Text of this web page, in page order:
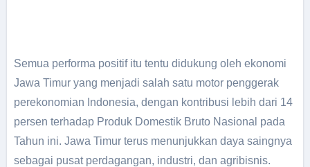
Semua performa positif itu tentu didukung oleh ekonomi
Jawa Timur yang menjadi salah satu motor penggerak
perekonomian Indonesia, dengan kontribusi lebih dari 14
persen terhadap Produk Domestik Bruto Nasional pada
Tahun ini. Jawa Timur terus menunjukkan daya saingnya
sebagai pusat perdagangan, industri, dan agribisnis.